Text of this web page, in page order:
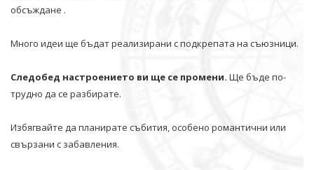
обсъждане .
Много идеи ще бъдат реализирани с подкрепата на съюзници.
Следобед настроението ви ще се промени. Ще бъде по-
трудно да се разбирате.
Избягвайте да планирате събития, особено романтични или
свързани с забавления.